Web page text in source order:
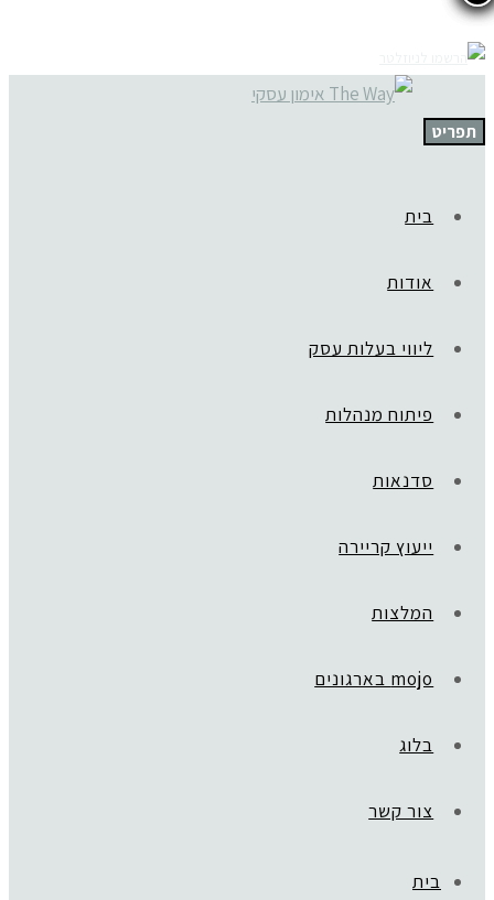
תפריט
בית
אודות
ליווי בעלות עסק
פיתוח מנהלות
סדנאות
ייעוץ קריירה
המלצות
mojo בארגונים
בלוג
צור קשר
בית